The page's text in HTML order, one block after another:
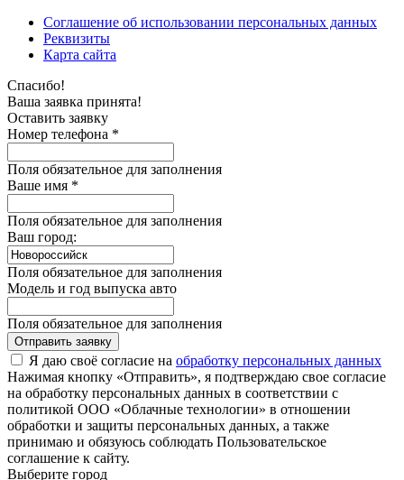
Соглашение об использовании персональных данных
Реквизиты
Карта сайта
Спасибо!
Ваша заявка принята!
Оставить заявку
Номер телефона *
Поля обязательное для заполнения
Ваше имя *
Поля обязательное для заполнения
Ваш город:
Поля обязательное для заполнения
Модель и год выпуска авто
Поля обязательное для заполнения
Отправить заявку
Я даю своё согласие на обработку персональных данных
Нажимая кнопку «Отправить», я подтверждаю свое согласие
на обработку персональных данных в соответствии с
политикой ООО «Облачные технологии» в отношении
обработки и защиты персональных данных, а также
принимаю и обязуюсь соблюдать Пользовательское
соглашение к сайту.
Выберите город